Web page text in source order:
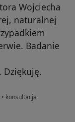
Wojciecha
naturalnej
Badanie
Dziękuję.
• konsultacja